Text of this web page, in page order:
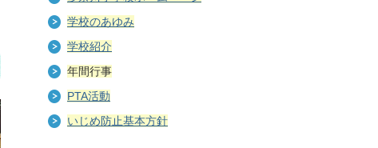
学校のあゆみ
学校紹介
年間行事
PTA活動
いじめ防止基本方針